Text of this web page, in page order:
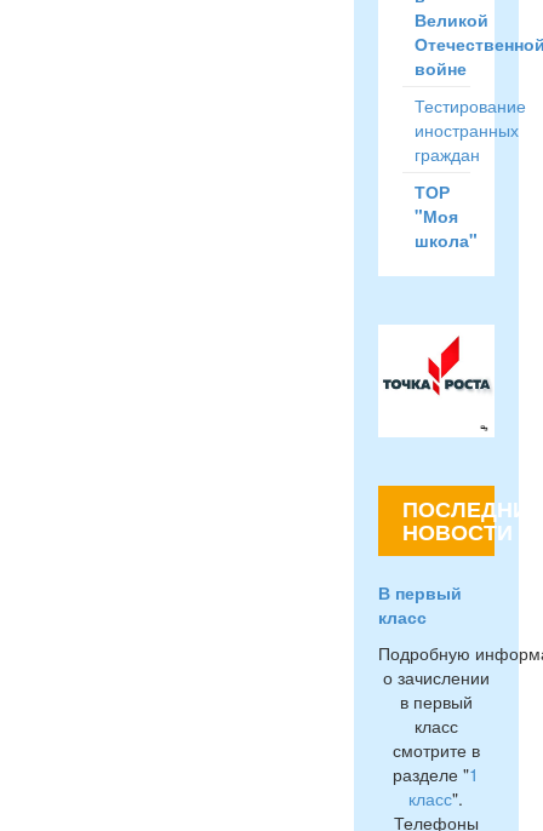
Великой
войне
Тестирование
иностранных
граждан
ТОР
"Моя
школа"
ПОСЛЕДНИЕ
НОВОСТИ
В первый
класс
Подробную
о зачислении
в первый
класс
смотрите в
разделе "1
класс".
Телефоны